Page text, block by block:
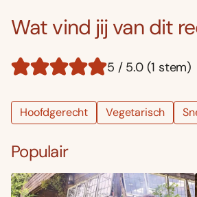
Wat vind jij van dit
5 / 5.0 (1 stem)
Hoofdgerecht Vegetarisch
Populair